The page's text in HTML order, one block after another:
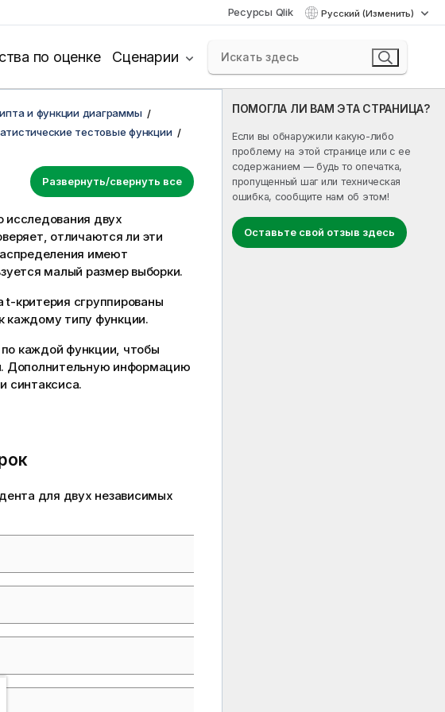
Ресурсы Qlik Русский (Изменить)
по оценке Сценарии
ПОМОГЛА ЛИ ВАМ ЭТА СТРАНИЦА?
Если вы обнаружили какую-либо
проблему на этой странице или с ее
содержанием — будь то опечатка,
пропущенный шаг или техническая
ошибка, сообщите нам об этом!
Оставьте свой отзыв здесь
и функции диаграммы
тестовые функции
Развернуть/свернуть все
исследования двух
отличаются ли эти
имеют
малый размер выборки.
критерия сгруппированы
каждому типу функции.
каждой функции, чтобы
Дополнительную информацию
синтаксиса.
для двух независимых